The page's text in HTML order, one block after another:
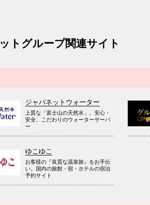
トグループ関連サイト
ジャパネットウォーター
上質な「富士山の天然水」。安心・
安全、こだわりのウォーターサーバ
ー
ゆこゆこ
お客様の『良質な温泉旅』をお手伝
い。国内の旅館・宿・ホテルの宿泊
予約サイト